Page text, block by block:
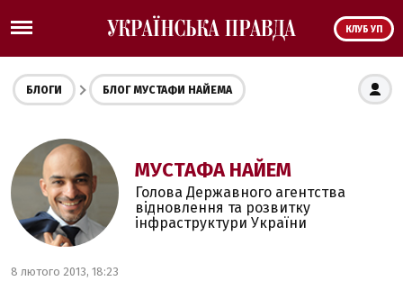
КЛУБ УП
БЛОГИ БЛОГ МУСТАФИ НАЙЕМА
МУСТАФА НАЙЕМ
Голова Державного агентства
відновлення та розвитку
інфраструктури України
8 лютого 2013, 18:23